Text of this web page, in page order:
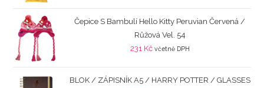
Čepice S Bambulí Hello Kitty Peruvian Červená /
Růžová Vel. 54
231 Kč včetně DPH
BLOK / ZÁPISNÍK A5 / HARRY POTTER / GLASSES